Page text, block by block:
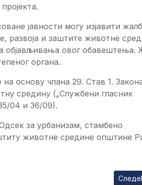
јавности могу изјавити
развоја и заштите животне
објављивања овог обавештења.
органа.
основу члана 29. Став 1.
средину („Службени гласник
04 и 36/09).
за урбанизам, стамбено
животне средине општине
ПРВИХ ЗАХТЕВА ЗА ИСПЛАТУ